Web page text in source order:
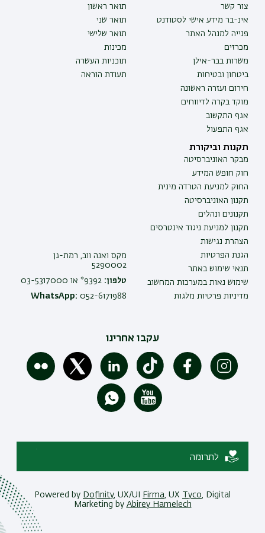
צור קשר
אינ-בר מידע אישי לסטודנט
פנייה למנהל האתר
מכרזים
משרות בבר-אילן
ביטחון ובטיחות
חירום ועזרה ראשונה
מוקד בקרה לדיווחים
אגף התקשוב
אגף התפעול
תואר ראשון
תואר שני
תואר שלישי
מכינות
תוכניות העשרה
תעודת הוראה
תקנות וביקורת
מבקר האוניברסיטה
חוק חופש המידע
החוק למניעת הטרדה מינית
תקנון האוניברסיטה
תקנונים ונהלים
תקנון למניעת ניגוד אינטרסים
הצהרת נגישות
הגנת הפרטיות
תנאי שימוש באתר
שימוש נאות במערכות המחשוב
מדיניות פרטיות מלגות
מקס ואנה ווב, רמת-גן
5290002
טלפון: 9392* או 03-5317000
WhatsApp: 052-6171988
עקבו אחרינו
לתרומה
Powered by Dofinity, UX/UI Firma, UX Tyco, Digital
Marketing by Abirey Hamelech